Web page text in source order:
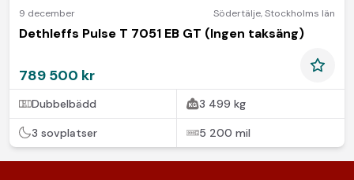
9 december Södertälje,Stockholms län
Dethleffs Pulse T 7051 EB GT (Ingen taksäng)
789 500 kr
Dubbelbädd 3 499 kg
3 sovplatser 5 200 mil